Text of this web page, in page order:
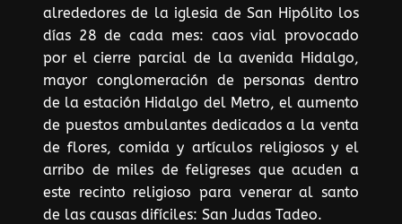
alrededores de la iglesia de San Hipólito los
días 28 de cada mes: caos vial provocado
por el cierre parcial de la avenida Hidalgo,
mayor conglomeración de personas dentro
de la estación Hidalgo del Metro, el aumento
de puestos ambulantes dedicados a la venta
de flores, comida y artículos religiosos y el
arribo de miles de feligreses que acuden a
este recinto religioso para venerar al santo
de las causas difíciles: San Judas Tadeo.